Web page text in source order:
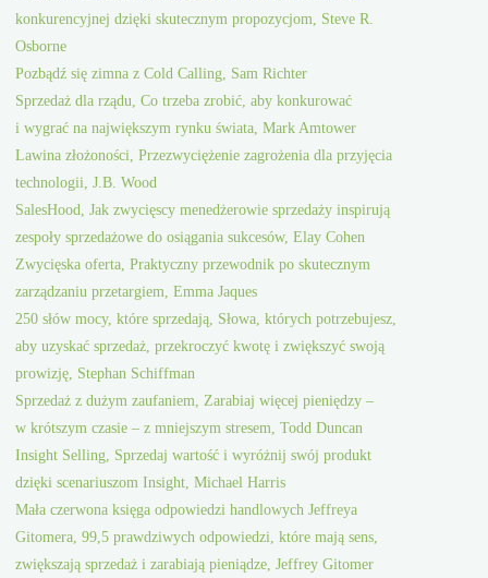
konkurencyjnej dzięki skutecznym propozycjom, Steve R.
Osborne
Pozbądź się zimna z Cold Calling, Sam Richter
Sprzedaż dla rządu, Co trzeba zrobić, aby konkurować
i wygrać na największym rynku świata, Mark Amtower
Lawina złożoności, Przezwyciężenie zagrożenia dla przyjęcia
technologii, J.B. Wood
SalesHood, Jak zwycięscy menedżerowie sprzedaży inspirują
zespoły sprzedażowe do osiągania sukcesów, Elay Cohen
Zwycięska oferta, Praktyczny przewodnik po skutecznym
zarządzaniu przetargiem, Emma Jaques
250 słów mocy, które sprzedają, Słowa, których potrzebujesz,
aby uzyskać sprzedaż, przekroczyć kwotę i zwiększyć swoją
prowizję, Stephan Schiffman
Sprzedaż z dużym zaufaniem, Zarabiaj więcej pieniędzy –
w krótszym czasie – z mniejszym stresem, Todd Duncan
Insight Selling, Sprzedaj wartość i wyróżnij swój produkt
dzięki scenariuszom Insight, Michael Harris
Mała czerwona księga odpowiedzi handlowych Jeffreya
Gitomera, 99,5 prawdziwych odpowiedzi, które mają sens,
zwiększają sprzedaż i zarabiają pieniądze, Jeffrey Gitomer